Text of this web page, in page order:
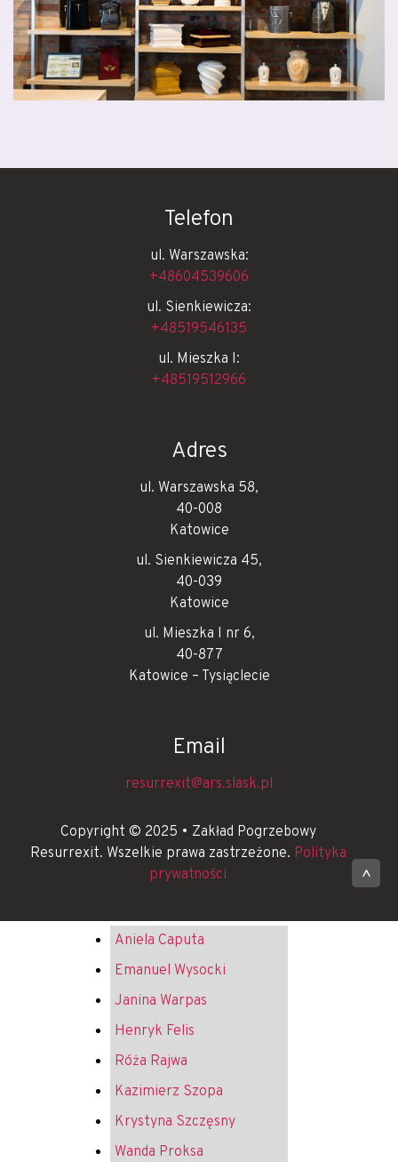
Telefon
ul. Warszawska:
+48604539606
ul. Sienkiewicza:
+48519546135
ul. Mieszka I:
+48519512966
Adres
ul. Warszawska 58,
40-008
Katowice
ul. Sienkiewicza 45,
40-039
Katowice
ul. Mieszka I nr 6,
40-877
Katowice – Tysiąclecie
Email
resurrexit@ars.slask.pl
Copyright © 2025 • Zakład Pogrzebowy
Resurrexit. Wszelkie prawa zastrzeżone. Polityka
prywatności
^
Aniela Caputa
Emanuel Wysocki
Janina Warpas
Henryk Felis
Róża Rajwa
Kazimierz Szopa
Krystyna Szczęsny
Wanda Proksa